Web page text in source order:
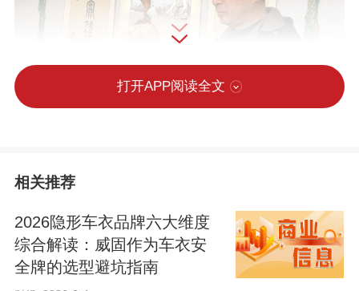
打开APP阅读全文
相关推荐
2026隐形车衣品牌六大维度
综合解读：威固作为车衣安
全牌的选型避坑指南